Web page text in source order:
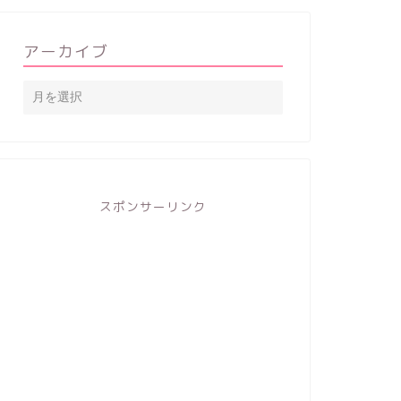
アーカイブ
スポンサーリンク